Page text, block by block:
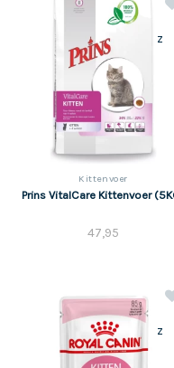
z
Kittenvoer
Prins VitalCare Kittenvoer
47,95
z